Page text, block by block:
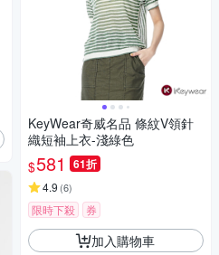
KeyWear奇威名品 條紋V領針
織短袖上衣-淺綠色
$581 61折
4.9 (6)
限時下殺 券
加入購物車